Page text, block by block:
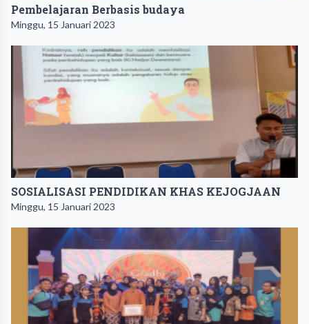
Pembelajaran Berbasis budaya
Minggu, 15 Januari 2023
SOSIALISASI PENDIDIKAN KHAS KEJOGJAAN
Minggu, 15 Januari 2023